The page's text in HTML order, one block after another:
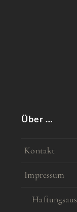
Über …
Kontakt
Impressum